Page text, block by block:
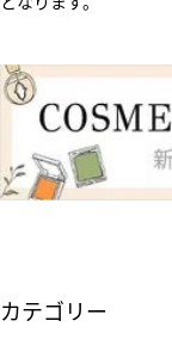
カテゴリー